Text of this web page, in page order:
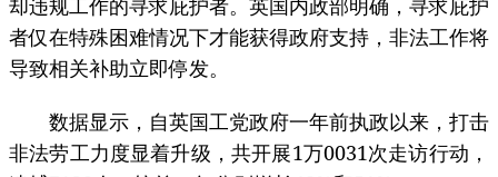
却违规工作的寻求庇护者。英国内政部明确，寻求庇护
者仅在特殊困难情况下才能获得政府支持，非法工作将
导致相关补助立即停发。
数据显示，自英国工党政府一年前执政以来，打击
非法劳工力度显着升级，共开展1万0031次走访行动，